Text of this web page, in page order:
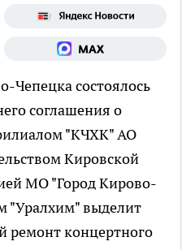
Чепецка состоялось
соглашения о
"КЧХК" АО
Кировской
МО "Город Кирово-
"Уралхим" выделит
ремонт концертного